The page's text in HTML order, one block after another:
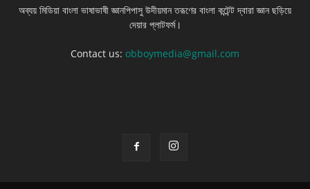
অব্যয় মিডিয়া বাংলা ভাষাভাষী জ্ঞানপিপাসু উদীয়মান তরূণের বাংলা কন্টেন্ট দ্বারা জ্ঞান ছড়িয়ে
দেয়ার প্লাটফর্ম।
Contact us: obboymedia@gmail.com